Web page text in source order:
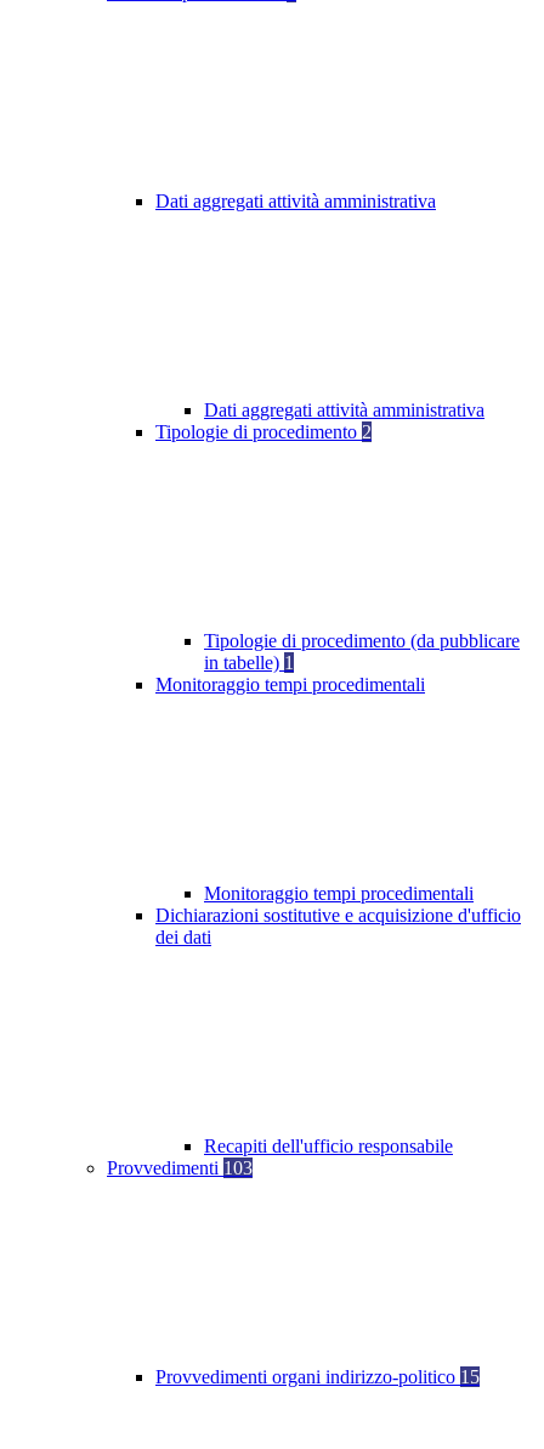
Dati aggregati attività amministrativa
Dati aggregati attività amministrativa
Tipologie di procedimento 2
Tipologie di procedimento (da pubblicare
in tabelle) 1
Monitoraggio tempi procedimentali
Monitoraggio tempi procedimentali
Dichiarazioni sostitutive e acquisizione d'ufficio
dei dati
Recapiti dell'ufficio responsabile
Provvedimenti 103
Provvedimenti organi indirizzo-politico 15